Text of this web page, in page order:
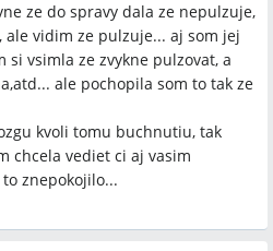
ze do spravy dala ze nepulzuje,
vidim ze pulzuje... aj som jej
si vsimla ze zvykne pulzovat, a
ale pochopila som to tak ze
kvoli tomu buchnutiu, tak
chcela vediet ci aj vasim
znepokojilo...